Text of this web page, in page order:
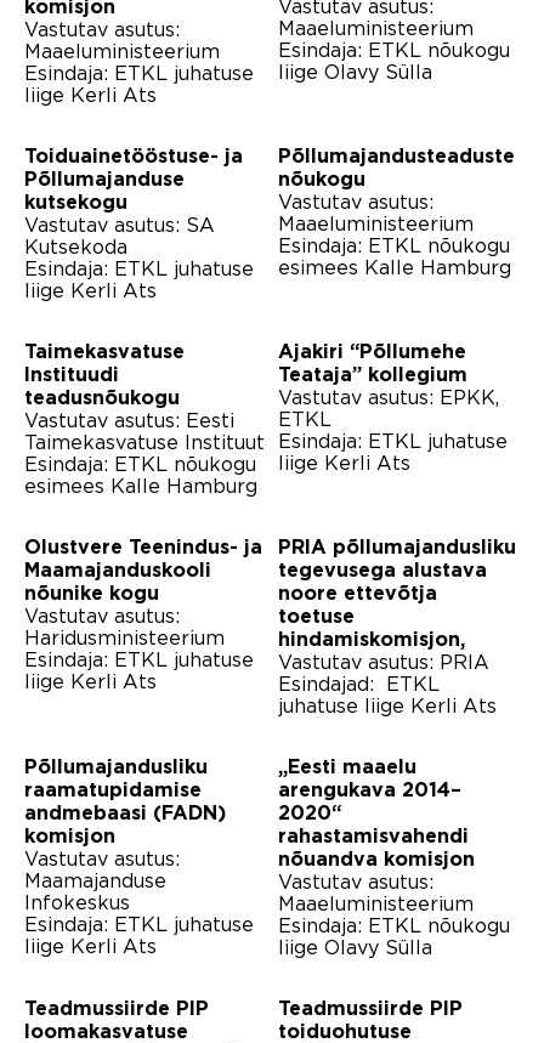
komisjon
Vastutav asutus:
Maaeluministeerium
Esindaja: ETKL juhatuse
liige Kerli Ats
Vastutav asutus:
Maaeluministeerium
Esindaja: ETKL nõukogu
liige Olavy Sülla
Toiduainetööstuse- ja
Põllumajanduse
kutsekogu
Vastutav asutus: SA
Kutsekoda
Esindaja: ETKL juhatuse
liige Kerli Ats
Põllumajandusteaduste
nõukogu
Vastutav asutus:
Maaeluministeerium
Esindaja: ETKL nõukogu
esimees Kalle Hamburg
Taimekasvatuse
Instituudi
teadusnõukogu
Vastutav asutus: Eesti
Taimekasvatuse Instituut
Esindaja: ETKL nõukogu
esimees Kalle Hamburg
Ajakiri “Põllumehe
Teataja” kollegium
Vastutav asutus: EPKK,
ETKL
Esindaja: ETKL juhatuse
liige Kerli Ats
Olustvere Teenindus- ja
Maamajanduskooli
nõunike kogu
Vastutav asutus:
Haridusministeerium
Esindaja: ETKL juhatuse
liige Kerli Ats
PRIA põllumajandusliku
tegevusega alustava
noore ettevõtja
toetuse
hindamiskomisjon,
Vastutav asutus: PRIA
Esindajad: ETKL
juhatuse liige Kerli Ats
Põllumajandusliku
raamatupidamise
andmebaasi (FADN)
komisjon
Vastutav asutus:
Maamajanduse
Infokeskus
Esindaja: ETKL juhatuse
liige Kerli Ats
„Eesti maaelu
arengukava 2014–
2020“
rahastamisvahendi
nõuandva komisjon
Vastutav asutus:
Maaeluministeerium
Esindaja: ETKL nõukogu
liige Olavy Sülla
Teadmussiirde PIP
loomakasvatuse
Teadmussiirde PIP
toiduohutuse